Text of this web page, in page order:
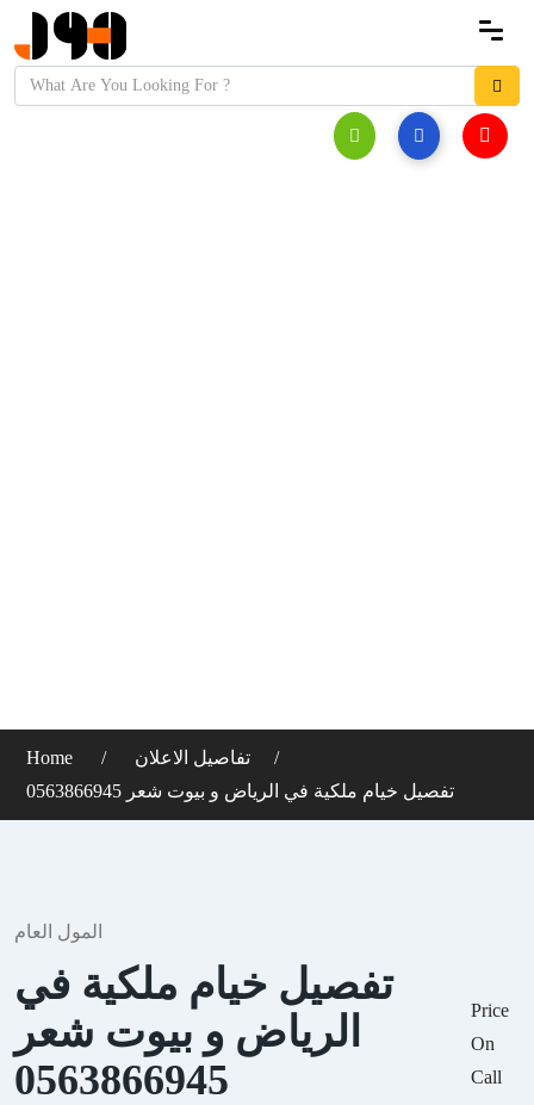
Home
تفاصيل الاعلان
تفصيل خيام ملكية في الرياض و بيوت شعر 0563866945
المول العام
تفصيل خيام ملكية في
الرياض و بيوت شعر
0563866945
Price
On
Call